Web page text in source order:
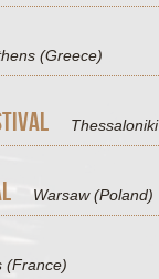
(Greece)
Thessaloniki
Warsaw (Poland)
(France)